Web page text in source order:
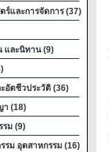
ร์และการจัดการ (37)
และนิทาน (9)
อัตชีวประวัติ (36)
า (18)
ม (9)
รม อุตสาหกรรม (16)